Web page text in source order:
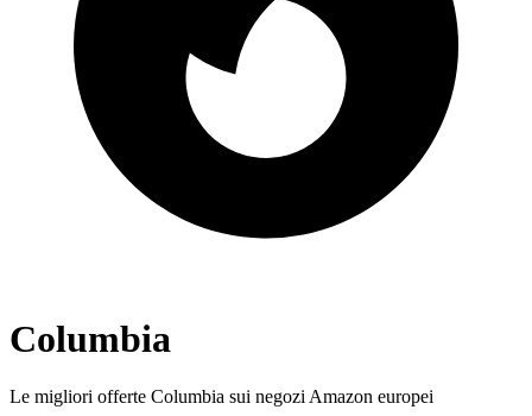
Columbia
Le migliori offerte Columbia sui negozi Amazon europei